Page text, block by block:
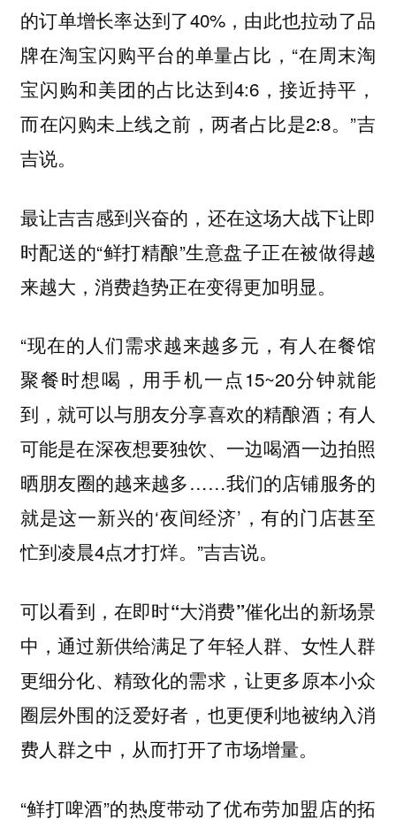
的订单增长率达到了40%，由此也拉动了品
牌在淘宝闪购平台的单量占比，“在周末淘
宝闪购和美团的占比达到4:6，接近持平，
而在闪购未上线之前，两者占比是2:8。”吉
吉说。
最让吉吉感到兴奋的，还在这场大战下让即
时配送的“鲜打精酿”生意盘子正在被做得越
来越大，消费趋势正在变得更加明显。
“现在的人们需求越来越多元，有人在餐馆
聚餐时想喝，用手机一点15~20分钟就能
到，就可以与朋友分享喜欢的精酿酒；有人
可能是在深夜想要独饮、一边喝酒一边拍照
晒朋友圈的越来越多……我们的店铺服务的
就是这一新兴的‘夜间经济’，有的门店甚至
忙到凌晨4点才打烊。”吉吉说。
可以看到，在即时“大消费”催化出的新场景
中，通过新供给满足了年轻人群、女性人群
更细分化、精致化的需求，让更多原本小众
圈层外围的泛爱好者，也更便利地被纳入消
费人群之中，从而打开了市场增量。
“鲜打啤酒”的热度带动了优布劳加盟店的拓